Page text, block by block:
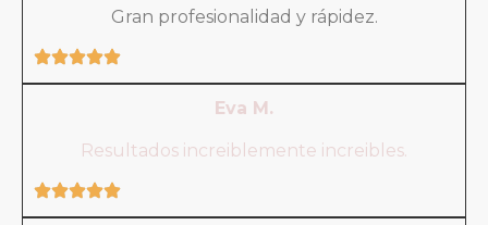
Gran profesionalidad y rápidez.
Eva M.
Resultados increiblemente increibles.